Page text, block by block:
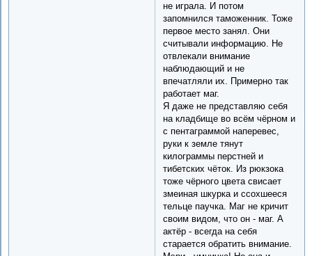
не играла. И потом
запомнился таможенник. Тоже
первое место занял. Они
считывали информацию. Не
отвлекали внимание
наблюдающий и не
впечатляли их. Примерно так
работает маг.
Я даже не представляю себя
на кладбище во всём чёрном и
с пентаграммой наперевес,
руки к земле тянут
килограммы перстней и
тибетских чёток. Из рюкзока
тоже чёрного цвета свисает
змеиная шкурка и ссохшееся
тельце паучка. Маг не кричит
своим видом, что он - маг. А
актёр - всегда на себя
старается обратить внимание.